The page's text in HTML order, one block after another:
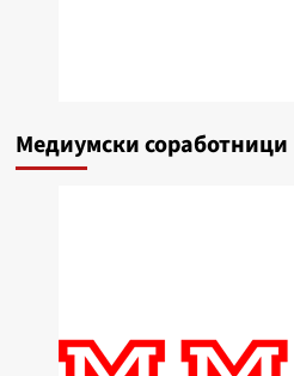
Медиумски соработници